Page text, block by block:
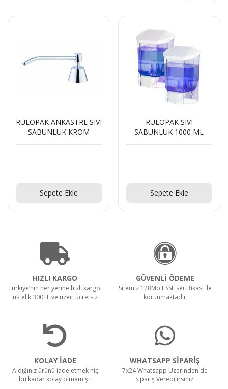
RULOPAK ANKASTRE SIVI
SABUNLUK KROM
Sepete Ekle
RULOPAK SIVI
SABUNLUK 1000 ML
Sepete Ekle
HIZLI KARGO
Türkiye’nin her yerine hızlı kargo,
üstelik 300TL ve üzeri ücretsiz
GÜVENLİ ÖDEME
Sitemiz 128Mbit SSL sertifikası ile
korunmaktadır
KOLAY İADE
Aldığınız ürünü iade etmek hiç
bu kadar kolay olmamıştı
WHATSAPP SİPARİŞ
7x24 Whatsapp Üzerinden de
Sipariş Verebilirsiniz.